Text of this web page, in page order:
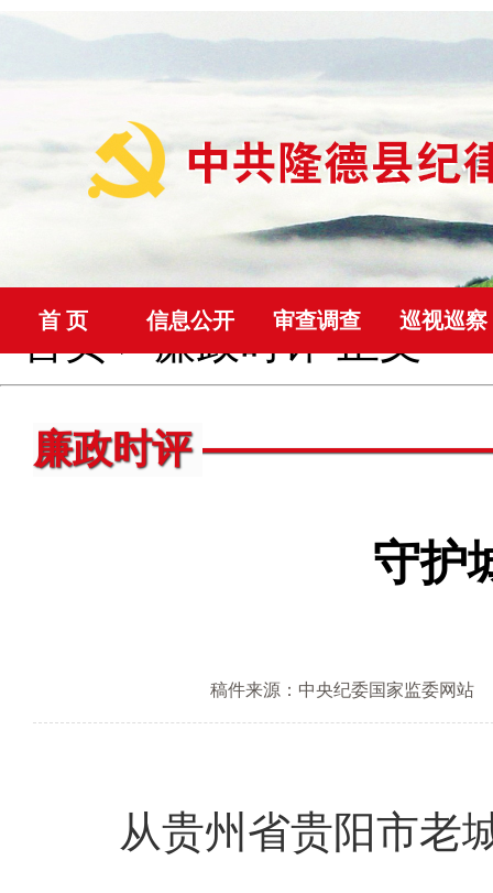
首 页 信息公开 审查调查 巡视巡察
首页>廉政时评 正文
廉政时评
守护
稿件来源：中央纪委国家监委网站
从贵州省贵阳市老城